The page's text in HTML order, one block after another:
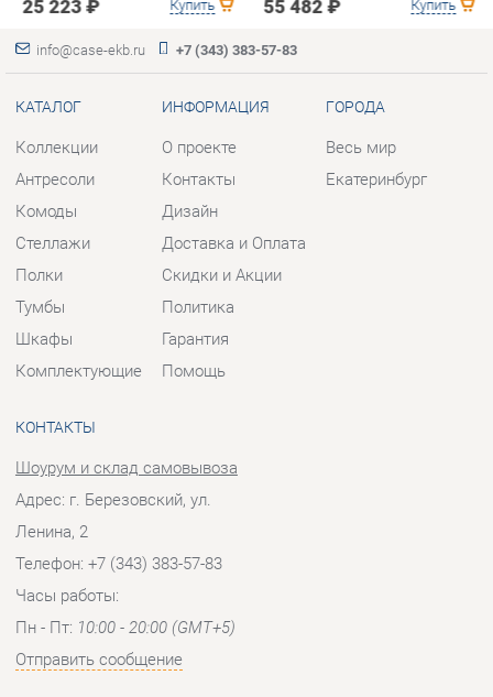
Коллекции
Антресоли
Комоды
Стеллажи
Шкафы
Комплектующие
О проекте
Контакты
Дизайн
Доставка и Оплата
Помощь
Весь мир
КОНТАКТЫ
Шоурум и склад самовывоза
Адрес: г. Березовский, ул.
Ленина, 2
Пн - Пт:10:00 - 20:00 (GMT+5)
Отправить сообщение
© 2009-2026 Корпусная мебель Екатеринбург